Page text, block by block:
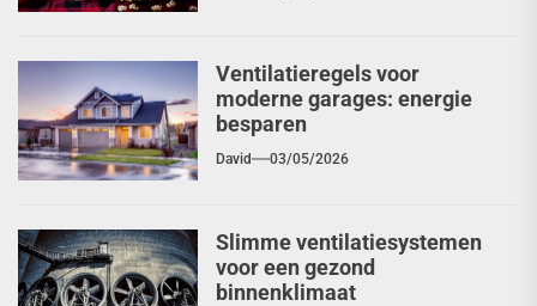
Ventilatieregels voor
moderne garages: energie
besparen
David 03/05/2026
Slimme ventilatiesystemen
voor een gezond
binnenklimaat